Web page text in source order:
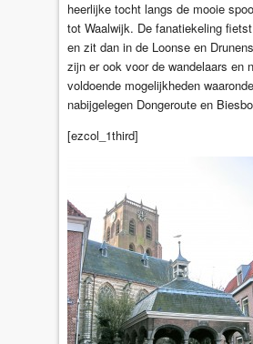
heerlijke tocht langs de mooie
tot Waalwijk. De fanatiekeling
en zit dan in de Loonse en
zijn er ook voor de wandelaars en
voldoende mogelijkheden
nabijgelegen Dongeroute en
[ezcol_1third]